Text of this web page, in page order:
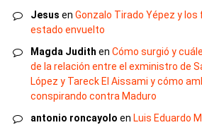
Jesus en Gonzalo Tirado Yépez y
estado envuelto
Magda Judith en Cómo surgió y
de la relación entre el exministro de
López y Tareck El Aissami y cómo
conspirando contra Maduro
antonio roncayolo en Luis Eduardo